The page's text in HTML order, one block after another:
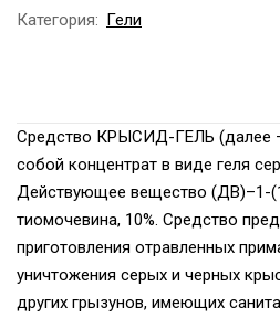
Категория: Гели
Средство КРЫСИД-ГЕЛЬ (далее
собой концентрат в виде геля
Действующее вещество (ДВ)–1-
тиомочевина, 10%. Средство
приготовления отравленных
уничтожения серых и черных
других грызунов, имеющих